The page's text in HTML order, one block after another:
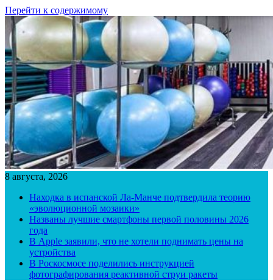
Перейти к содержимому
8 августа, 2026
Находка в испанской Ла-Манче подтвердила теорию
«эволюционной мозаики»
Названы лучшие смартфоны первой половины 2026
года
В Apple заявили, что не хотели поднимать цены на
устройства
В Роскосмосе поделились инструкцией
фотографирования реактивной струи ракеты